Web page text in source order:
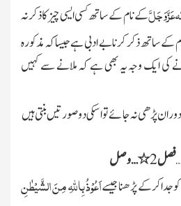
عَزَّوَجَلَّکے نام کے ساتھ کسی ایسی چیز کا ذکرنہ
کے ساتھ ذکر کرنا بے ادبی ہے جیساکہ مذکورہ
کی ایک وجہ یہ بھی ہے کہ ملانے سے کہیں
پڑھی نہ جائے تو اسکی دو صورتیں بنتی ہیں
فصل2٭…وصل
جدا کرکے پڑھنا جیسےاَعُوْذُ بِاللّٰہِ مِنَ الشَّیْطٰنِ